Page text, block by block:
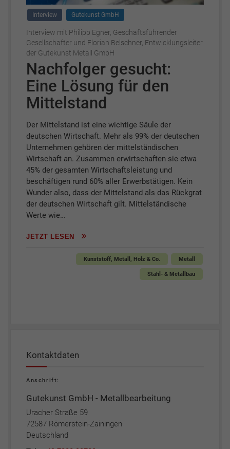
Interview Gutekunst GmbH
Interview mit Philipp Egner, Geschäftsführender
Gesellschafter und Florian Belschner, Entwicklungsleiter
der Gutekunst Metall GmbH
Nachfolger gesucht:
Eine Lösung für den
Mittelstand
Der Mittelstand ist eine wichtige Säule der
deutschen Wirtschaft. Mehr als 99% der deutschen
Unternehmen gehören der mittelständischen
Wirtschaft an. Zusammen erwirtschaften sie etwa
45% der gesamten Wirtschaftsleistung und
beschäftigen rund 60% aller Erwerbstätigen. Kein
Wunder also, dass der Mittelstand als das Rückgrat
der deutschen Wirtschaft gilt. Mittelständische
Werte wie…
JETZT LESEN
Kunststoff, Metall, Holz & Co. Metall
Stahl- & Metallbau
Kontaktdaten
Anschrift:
Gutekunst GmbH - Metallbearbeitung
Uracher Straße 59
72587 Römerstein-Zainingen
Deutschland